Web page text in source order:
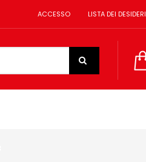
ACCESSO LISTA DEI DESIDERI